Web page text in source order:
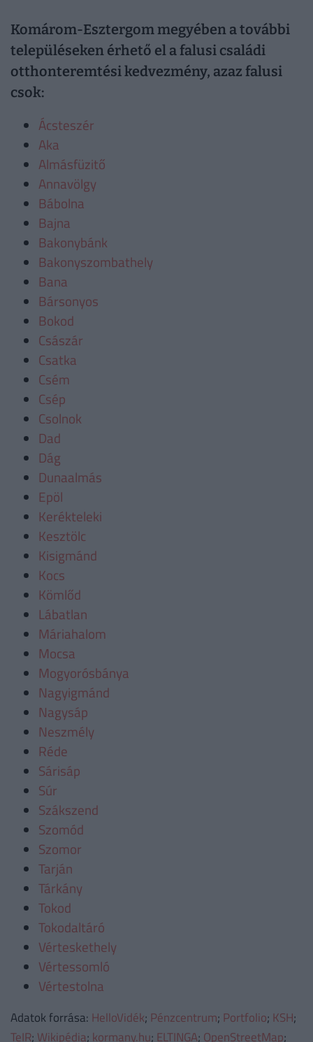
Komárom-Esztergom megyében a további
településeken érhető el a falusi családi
otthonteremtési kedvezmény, azaz falusi
csok:
Ácsteszér
Aka
Almásfüzitő
Annavölgy
Bábolna
Bajna
Bakonybánk
Bakonyszombathely
Bana
Bársonyos
Bokod
Császár
Csatka
Csém
Csép
Csolnok
Dad
Dág
Dunaalmás
Epöl
Kerékteleki
Kesztölc
Kisigmánd
Kocs
Kömlőd
Lábatlan
Máriahalom
Mocsa
Mogyorósbánya
Nagyigmánd
Nagysáp
Neszmély
Réde
Sárisáp
Súr
Szákszend
Szomód
Szomor
Tarján
Tárkány
Tokod
Tokodaltáró
Vérteskethely
Vértessomló
Vértestolna
Adatok forrása: HelloVidék; Pénzcentrum; Portfolio; KSH;
TeIR; Wikipédia; kormany.hu; ELTINGA; OpenStreetMap;